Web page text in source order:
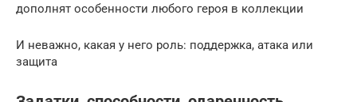
дополнят особенности любого героя в коллекции
И неважно, какая у него роль: поддержка, атака или
защита